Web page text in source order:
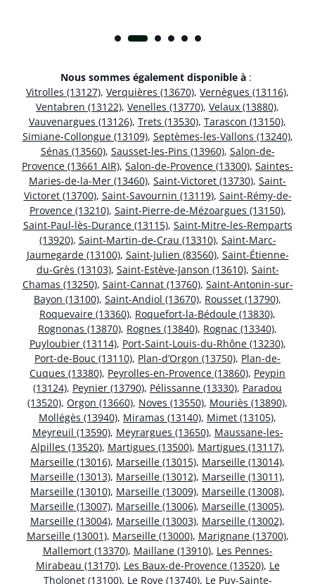
Nous sommes également disponible à :
Vitrolles (13127), Verquières (13670), Vernègues (13116),
Ventabren (13122), Venelles (13770), Velaux (13880),
Vauvenargues (13126), Trets (13530), Tarascon (13150),
Simiane-Collongue (13109), Septèmes-les-Vallons (13240),
Sénas (13560), Sausset-les-Pins (13960), Salon-de-
Provence (13661 AIR), Salon-de-Provence (13300), Saintes-
Maries-de-la-Mer (13460), Saint-Victoret (13730), Saint-
Victoret (13700), Saint-Savournin (13119), Saint-Rémy-de-
Provence (13210), Saint-Pierre-de-Mézoargues (13150),
Saint-Paul-lès-Durance (13115), Saint-Mitre-les-Remparts
(13920), Saint-Martin-de-Crau (13310), Saint-Marc-
Jaumegarde (13100), Saint-Julien (83560), Saint-Étienne-
du-Grès (13103), Saint-Estève-Janson (13610), Saint-
Chamas (13250), Saint-Cannat (13760), Saint-Antonin-sur-
Bayon (13100), Saint-Andiol (13670), Rousset (13790),
Roquevaire (13360), Roquefort-la-Bédoule (13830),
Rognonas (13870), Rognes (13840), Rognac (13340),
Puyloubier (13114), Port-Saint-Louis-du-Rhône (13230),
Port-de-Bouc (13110), Plan-d’Orgon (13750), Plan-de-
Cuques (13380), Peyrolles-en-Provence (13860), Peypin
(13124), Peynier (13790), Pélissanne (13330), Paradou
(13520), Orgon (13660), Noves (13550), Mouriès (13890),
Mollégès (13940), Miramas (13140), Mimet (13105),
Meyreuil (13590), Meyrargues (13650), Maussane-les-
Alpilles (13520), Martigues (13500), Martigues (13117),
Marseille (13016), Marseille (13015), Marseille (13014),
Marseille (13013), Marseille (13012), Marseille (13011),
Marseille (13010), Marseille (13009), Marseille (13008),
Marseille (13007), Marseille (13006), Marseille (13005),
Marseille (13004), Marseille (13003), Marseille (13002),
Marseille (13001), Marseille (13000), Marignane (13700),
Mallemort (13370), Maillane (13910), Les Pennes-
Mirabeau (13170), Les Baux-de-Provence (13520), Le
Tholonet (13100), Le Rove (13740), Le Puy-Sainte-